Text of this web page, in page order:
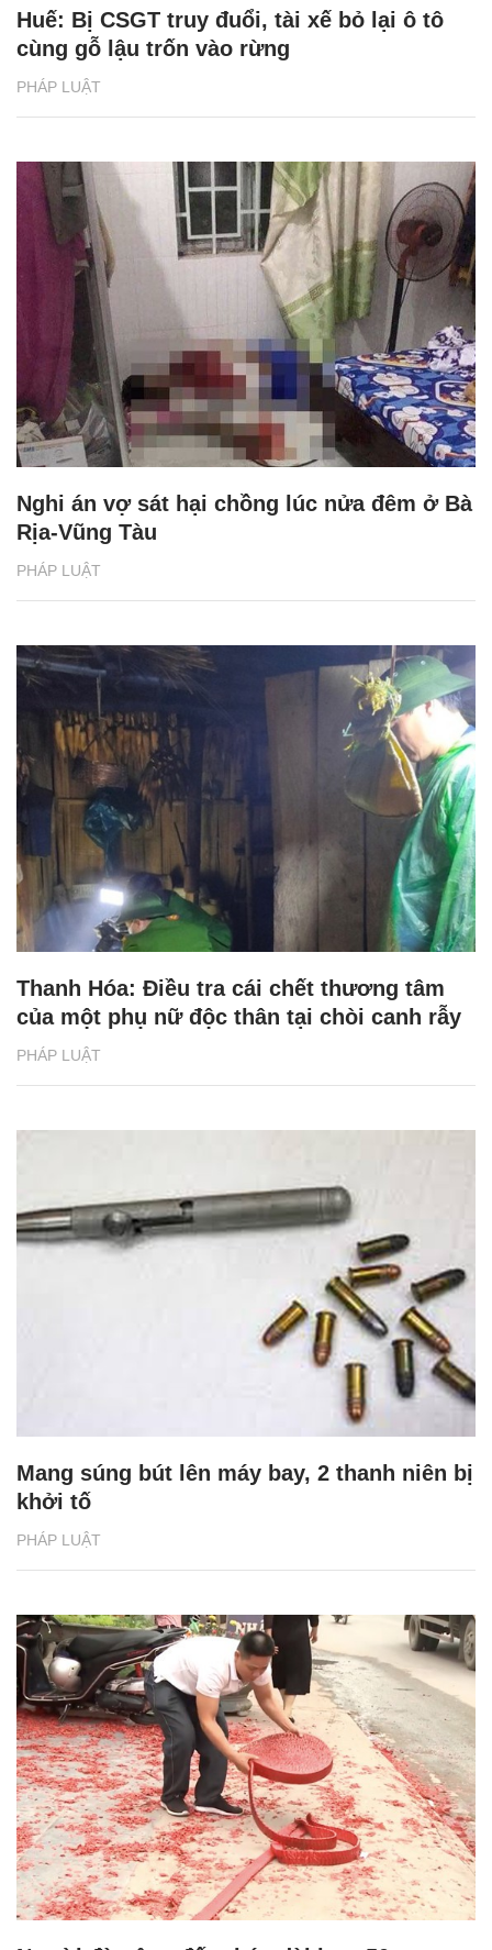
PHÁP LUẬT
Huế: Bị CSGT truy đuổi, tài xế bỏ lại ô tô
cùng gỗ lậu trốn vào rừng
PHÁP LUẬT
Nghi án vợ sát hại chồng lúc nửa đêm ở Bà
Rịa-Vũng Tàu
PHÁP LUẬT
Thanh Hóa: Điều tra cái chết thương tâm
của một phụ nữ độc thân tại chòi canh rẫy
PHÁP LUẬT
Mang súng bút lên máy bay, 2 thanh niên bị
khởi tố